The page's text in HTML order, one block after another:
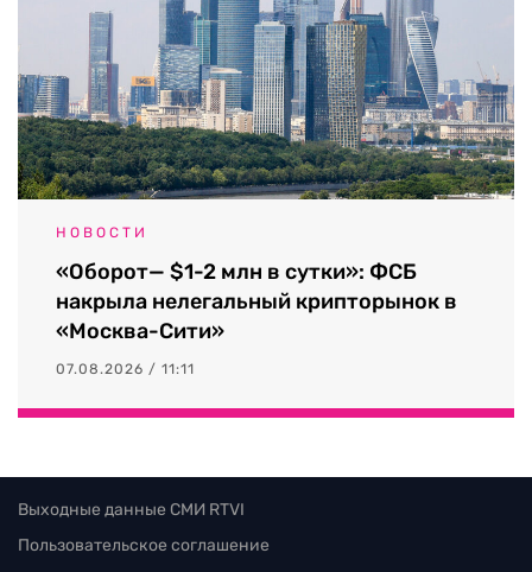
НОВОСТИ
«Оборот— $1-2 млн в сутки»: ФСБ
накрыла нелегальный крипторынок в
«Москва-Сити»
07.08.2026 / 11:11
Выходные данные СМИ RTVI
Пользовательское соглашение